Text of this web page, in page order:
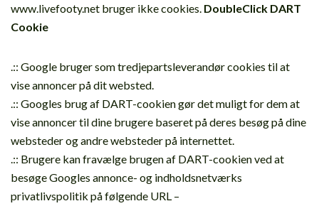
www.livefooty.net bruger ikke cookies. DoubleClick DART
Cookie
.:: Google bruger som tredjepartsleverandør cookies til at
vise annoncer på dit websted.
.:: Googles brug af DART-cookien gør det muligt for dem at
vise annoncer til dine brugere baseret på deres besøg på dine
websteder og andre websteder på internettet.
.:: Brugere kan fravælge brugen af DART-cookien ved at
besøge Googles annonce- og indholdsnetværks
privatlivspolitik på følgende URL –